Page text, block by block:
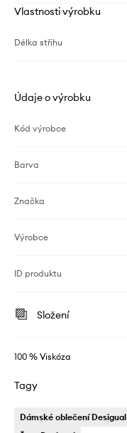
Vlastnosti výrobku
Délka střihu
Údaje o výrobku
Kód výrobce
Barva
Značka
Výrobce
ID produktu
Složení
100 % Viskóza
Tagy
Dámské oblečení Desigual